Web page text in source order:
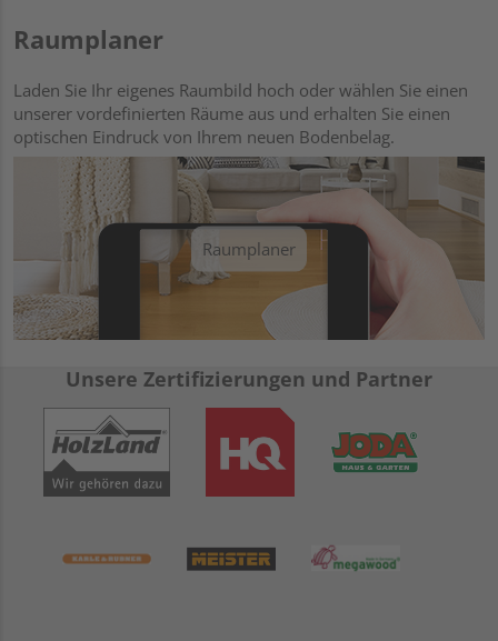
Raumplaner
Laden Sie Ihr eigenes Raumbild hoch oder wählen Sie einen
unserer vordefinierten Räume aus und erhalten Sie einen
optischen Eindruck von Ihrem neuen Bodenbelag.
Raumplaner
Unsere Zertifizierungen und Partner